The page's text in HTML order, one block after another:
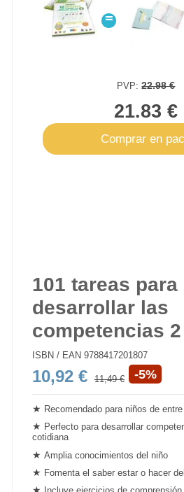
=
PVP:22.98 €
21.83 €
Comprar en
101 tareas para
desarrollar las
competencias 2
ISBN / EAN 9788417201807
10,92 € 11,49 € -5%
★ Recomendado para niños de
★ Perfecto para desarrollar
cotidiana
★ Amplia conocimientos del niño
★ Fomenta el saber estar o hacer